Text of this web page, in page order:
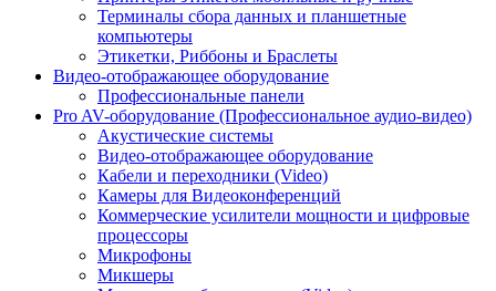
Терминалы сбора данных и планшетные
компьютеры
Этикетки, Риббоны и Браслеты
Видео-отображающее оборудование
Профессиональные панели
Pro AV-оборудование (Профессиональное аудио-видео)
Акустические системы
Видео-отображающее оборудование
Кабели и переходники (Video)
Камеры для Видеоконференций
Коммерческие усилители мощности и цифровые
процессоры
Микрофоны
Микшеры